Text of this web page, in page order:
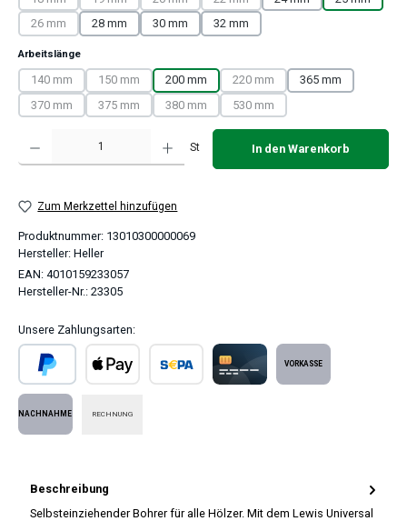
(Diese Option ist zurzeit nicht verfügbar.)
(Diese Option ist zurzeit nicht verfügbar.)
(Diese Option ist zurzeit nicht verfügbar.)
(Diese Option ist zurzeit nicht
26 mm
(Diese Option ist zurzeit nicht verfügbar.)
28 mm 30 mm 32 mm
Arbeitslängeauswählen
140 mm
(Diese Option ist zurzeit nicht verfügbar.)
150 mm
(Diese Option ist zurzeit nicht verfügbar.)
200 mm 220 mm
(Diese Option ist zurzeit nicht
365 mm
370 mm
(Diese Option ist zurzeit nicht verfügbar.)
375 mm
(Diese Option ist zurzeit nicht verfügbar.)
380 mm
(Diese Option ist zurzeit nicht verfügbar.)
530 mm
(Diese Option ist zurzeit nicht
Produkt Anzahl: Gib den gewünschten Wert ein oder benutze die Schaltflächen
St In den Warenkorb
Zum Merkzettel hinzufügen
Produktnummer: 13010300000069
Hersteller: Heller
EAN: 4010159233057
Hersteller-Nr.: 23305
Unsere Zahlungsarten:
PayPal
RECHNUNG
Beschreibung
Selbsteinziehender Bohrer für alle Hölzer. Mit dem Lewis Universal